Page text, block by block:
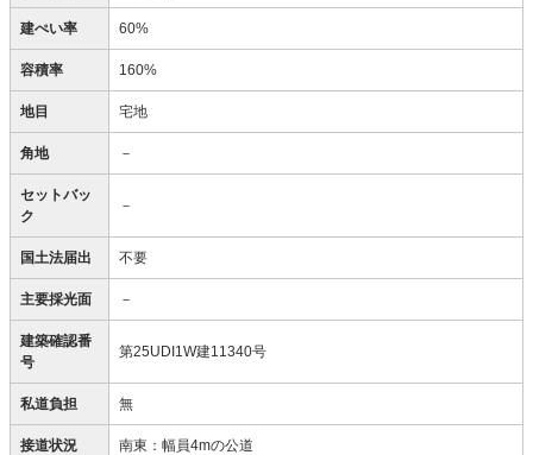
建ぺい率 60%
容積率 160%
地目 宅地
角地 －
セットバッ
ク
－
国土法届出 不要
主要採光面 －
建築確認番
号
第25UDI1W建11340号
私道負担 無
接道状況 南東：幅員4mの公道